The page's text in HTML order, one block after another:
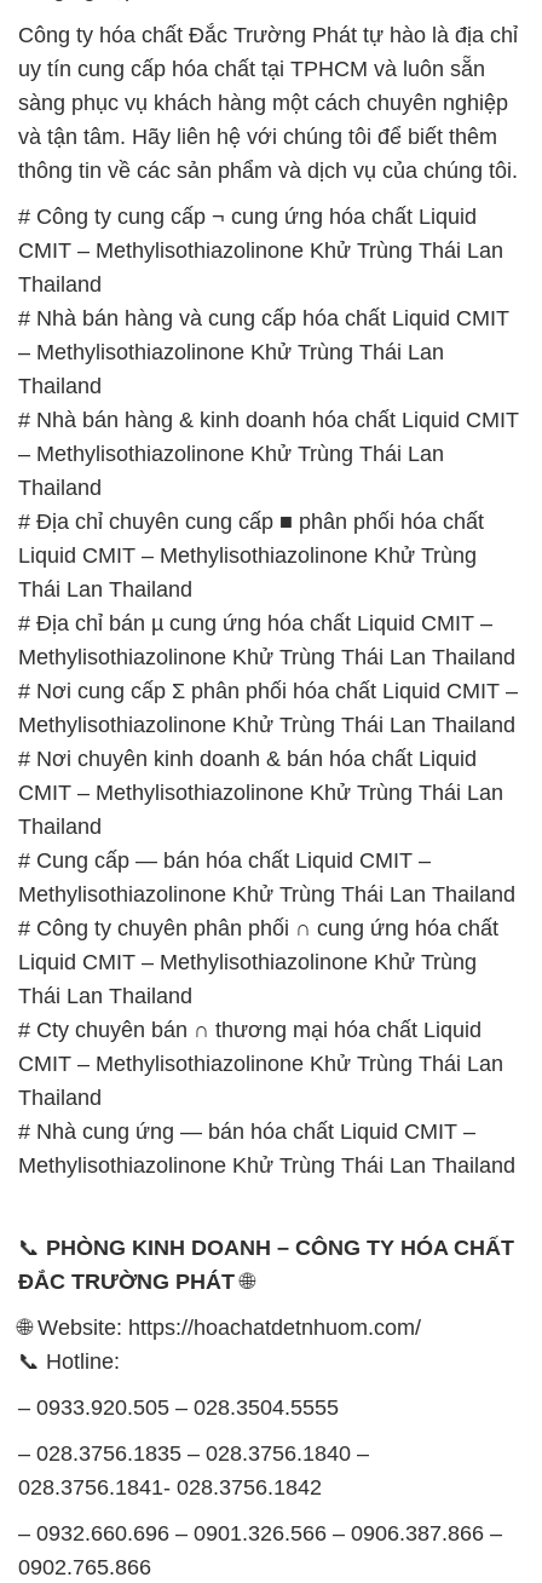
# Nhà bán hàng và cung cấp hóa chất Liquid CMIT
– Methylisothiazolinone Khử Trùng Thái Lan
Thailand
# Nhà bán hàng & kinh doanh hóa chất Liquid CMIT
– Methylisothiazolinone Khử Trùng Thái Lan
Thailand
# Địa chỉ chuyên cung cấp ■ phân phối hóa chất
Liquid CMIT – Methylisothiazolinone Khử Trùng
Thái Lan Thailand
# Địa chỉ bán µ cung ứng hóa chất Liquid CMIT –
Methylisothiazolinone Khử Trùng Thái Lan Thailand
# Nơi cung cấp Σ phân phối hóa chất Liquid CMIT –
Methylisothiazolinone Khử Trùng Thái Lan Thailand
# Nơi chuyên kinh doanh & bán hóa chất Liquid
CMIT – Methylisothiazolinone Khử Trùng Thái Lan
Thailand
# Cung cấp — bán hóa chất Liquid CMIT –
Methylisothiazolinone Khử Trùng Thái Lan Thailand
# Công ty chuyên phân phối ∩ cung ứng hóa chất
Liquid CMIT – Methylisothiazolinone Khử Trùng
Thái Lan Thailand
# Cty chuyên bán ∩ thương mại hóa chất Liquid
CMIT – Methylisothiazolinone Khử Trùng Thái Lan
Thailand
# Nhà cung ứng — bán hóa chất Liquid CMIT –
Methylisothiazolinone Khử Trùng Thái Lan Thailand
📞
PHÒNG KINH DOANH – CÔNG TY HÓA CHẤT
ĐẮC TRƯỜNG PHÁT
🌐 Website: https://hoachatdetnhuom.com/
📞 Hotline:
– 0933.920.505 – 028.3504.5555
– 028.3756.1835 – 028.3756.1840 –
– 0932.660.696 – 0901.326.566 – 0906.387.866 –
0902.765.866
📧 Email: hoachat@dactruongphat.vn
GIỜ LÀM VIỆC TẠI CÔNG TY HÓA CHẤT ĐẮC
TRƯỜNG PHÁT
Thời gian làm việctại Hóa Chất Đắc Trường Phát
được tổ chức như sau:
Thứ 2 đến thứ 6: Buổi sáng: từ 8h đến 11h – Buổi
chiều: từ 12h30 đến 17h